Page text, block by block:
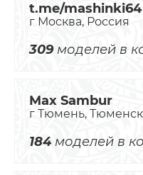
t.me/
г Москва, Россия
309моделей в
Max Sambur
г Тюмень,
184моделей в